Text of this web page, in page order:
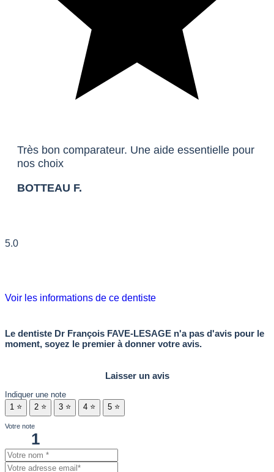
Très bon comparateur. Une aide essentielle pour
nos choix
BOTTEAU F.
5.0
Voir les informations de ce dentiste
Le dentiste Dr François FAVE-LESAGE n'a pas d'avis pour le
moment, soyez le premier à donner votre avis.
Laisser un avis
Indiquer une note
1 ⭐
2 ⭐ 3 ⭐ 4 ⭐ 5 ⭐
Votre note